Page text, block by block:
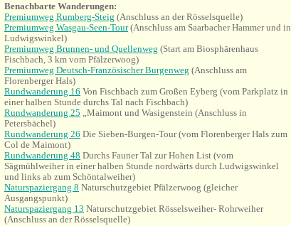
Benachbarte Wanderungen:
Premiumweg Rumberg-Steig (Anschluss an der Rösselsquelle)
Premiumweg Wasgau-Seen-Tour (Anschluss am Saarbacher Hammer und in
Ludwigswinkel)
Premiumweg Brunnen- und Quellenweg (Start am Biosphärenhaus
Fischbach, 3 km vom Pfälzerwoog)
Premiumweg Deutsch-Französischer Burgenweg (Anschluss am
Florenberger Hals)
Rundwanderung 16 Von Fischbach zum Großen Eyberg (vom Parkplatz in
einer halben Stunde durchs Tal nach Fischbach)
Rundwanderung 25 „Maimont und Wasigenstein (Anschluss in
Petersbächel)
Rundwanderung 26 Die Sieben-Burgen-Tour (vom Florenberger Hals zum
Col de Maimont)
Rundwanderung 48 Durchs Fauner Tal zur Hohen List (vom
Sägmühlweiher in einer halben Stunde nordwärts durch Ludwigswinkel
und links ab zum Schöntalweiher)
Naturspaziergang 8 Naturschutzgebiet Pfälzerwoog (gleicher
Ausgangspunkt)
Naturspaziergang 13 Naturschutzgebiet Rösselsweiher- Rohrweiher
(Anschluss an der Rösselsquelle)